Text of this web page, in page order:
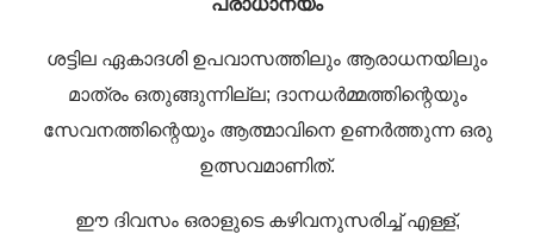
പ്രാധാന്യം
ശട്ടില ഏകാദശി ഉപവാസത്തിലും ആരാധനയിലും
മാത്രം ഒതുങ്ങുന്നില്ല; ദാനധർമ്മത്തിന്റെയും
സേവനത്തിന്റെയും ആത്മാവിനെ ഉണർത്തുന്ന ഒരു
ഉത്സവമാണിത്.
ഈ ദിവസം ഒരാളുടെ കഴിവനുസരിച്ച് എള്ള്,